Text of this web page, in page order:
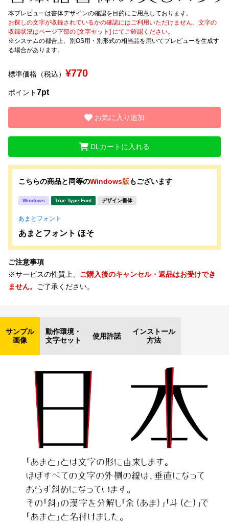
価格帯
〜
本プレビューは書体デザインの確認を目的にご用意しております。
お探しの文字が収録されているかの確認にはご利用いただけません。文字の
収録状況はページ下部の [文字セット] にてご確認ください。
※システムの都合上、別OS用・別形式の相当品を用いてプレビューを生成す
る場合があります。
標準価格（税込） ¥770
ポイント7pt
お気に入り追加
DLカートに入れる
こちらの商品と同等のWindows版もございます
Windows True Type Font デザイン書体
あまとフォント
あまとフォント ほそ
ご注意事項
※サービスの性質上、 ご購入後のキャンセル・返品はお受けでき
ません。 ご了承ください。
サンプル
画像
動作環境・
文字セット
使用許諾
インストール
方法